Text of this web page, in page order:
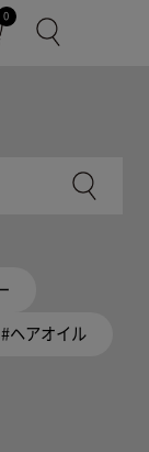
0
#ヘアオイル